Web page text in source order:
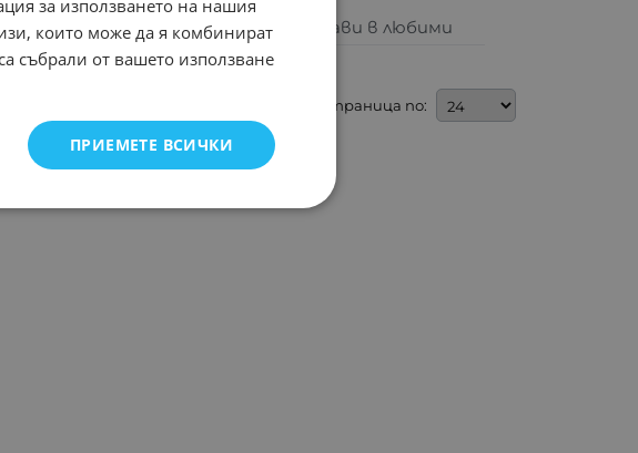
Добави в любими
На страница по:
за използването на нашия
които може да я комбинират
събрали от вашето използване
ПРИЕМЕТЕ ВСИЧКИ